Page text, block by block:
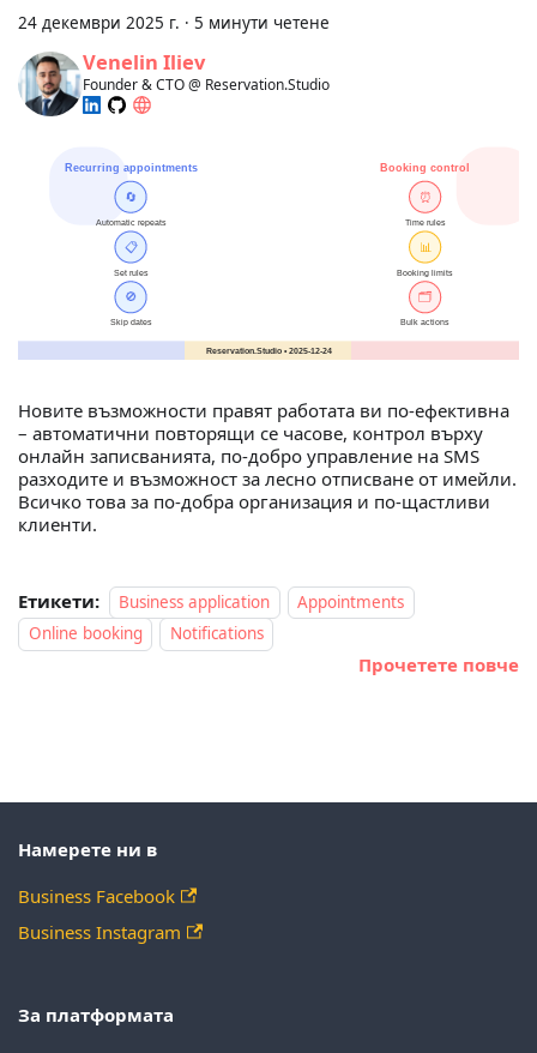
24 декември 2025 г. · 5 минути четене
Venelin Iliev
Founder & CTO @ Reservation.Studio
Новите възможности правят работата ви по-ефективна
– автоматични повторящи се часове, контрол върху
онлайн записванията, по-добро управление на SMS
разходите и възможност за лесно отписване от имейли.
Всичко това за по-добра организация и по-щастливи
клиенти.
Етикети: Business application
Appointments
Online booking
Notifications
Прочетете повче
Намерете ни в
Business Facebook
Business Instagram
За платформата